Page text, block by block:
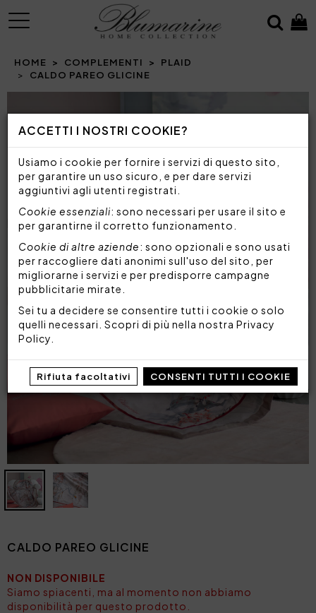
ACCETTI I NOSTRI COOKIE?
Usiamo i cookie per fornire i servizi di questo sito,
per garantire un uso sicuro, e per dare servizi
aggiuntivi agli utenti registrati.
Cookie essenziali: sono necessari per usare il sito e
per garantirne il corretto funzionamento.
Cookie di altre aziende: sono opzionali e sono usati
per raccogliere dati anonimi sull'uso del sito, per
migliorarne i servizi e per predisporre campagne
pubblicitarie mirate.
Sei tu a decidere se consentire tutti i cookie o solo
quelli necessari. Scopri di più nella nostra Privacy
Policy
Rifiuta facoltativi CONSENTI TUTTI I COOKIE
MENU
HOME COMPLEMENTI
PLAID
CALDO PAREO GLICINE
Prev
CALDO PAREO GLICINE
NON DISPONIBILE
Siamo spiacenti, ma al momento non abbiamo
disponibilità per questo prodotto.